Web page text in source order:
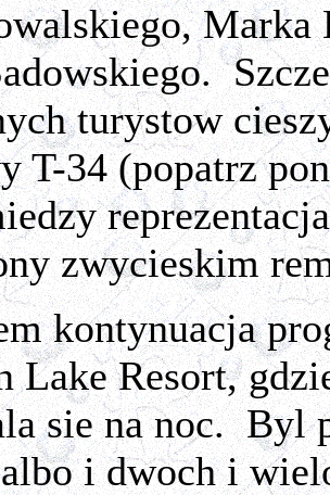
turystow
T-34 (popatrz
zwycieskim
kontynuacja
Lake Resort,
sie na noc. Byl
i dwoch i